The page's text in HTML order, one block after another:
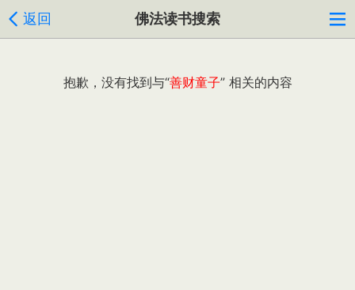
返回 佛法读书搜索
抱歉，没有找到与“善财童子” 相关的内容